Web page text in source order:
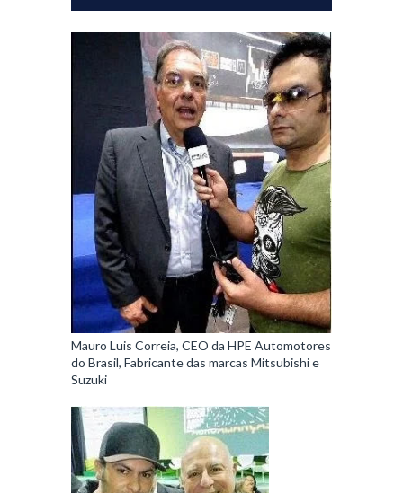
Mauro Luis Correia, CEO da HPE Automotores
do Brasil, Fabricante das marcas Mitsubishi e
Suzuki